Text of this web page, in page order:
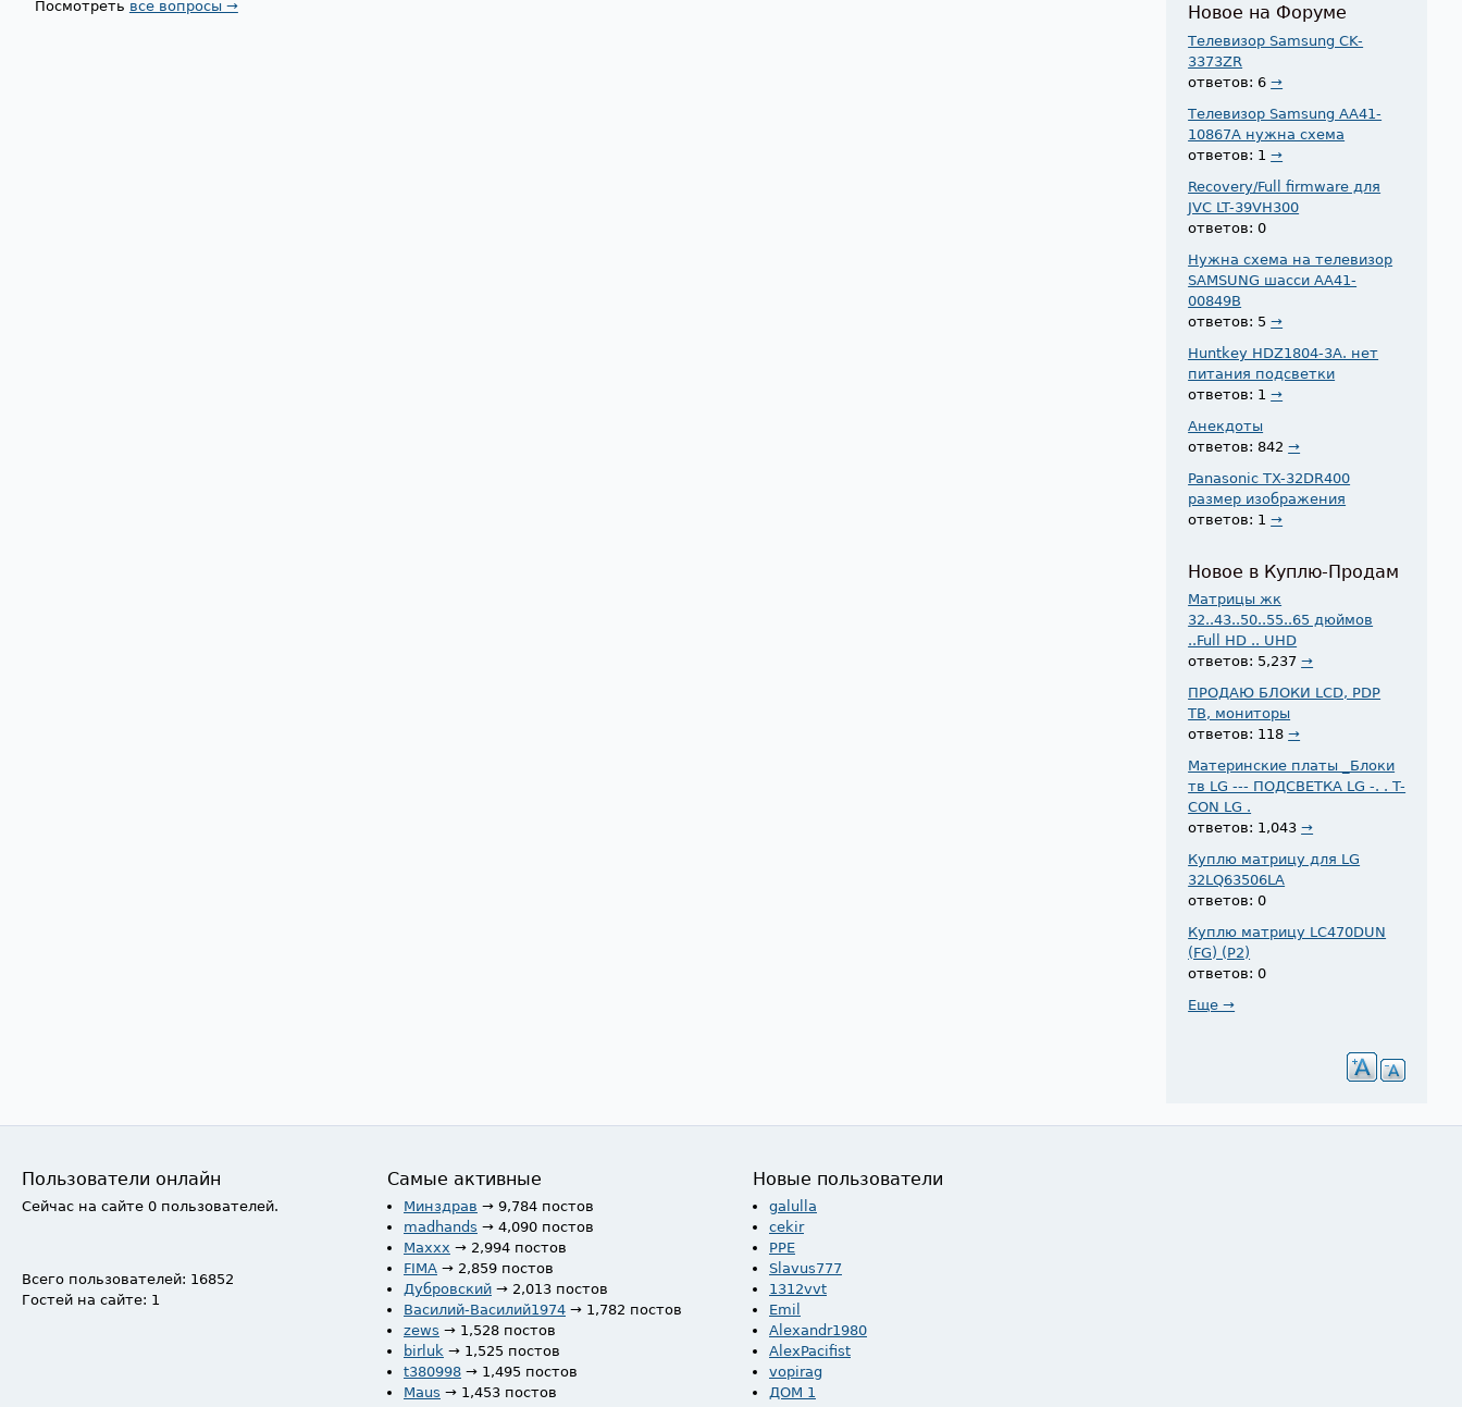
Посмотреть все вопросы → Новое на Форуме
Телевизор Samsung CK-
3373ZR
ответов: 6→
Телевизор Samsung AA41-
10867A нужна схема
ответов: 1→
Recovery/Full firmware для
JVC LT-39VH300
ответов: 0
Нужна схема на телевизор
SAMSUNG шасси AA41-
00849B
ответов: 5→
Huntkey HDZ1804-3A. нет
питания подсветки
ответов: 1→
Анекдоты
ответов: 842→
Panasonic TX-32DR400
размер изображения
ответов: 1→
Новое в Куплю-Продам
Матрицы жк
32..43..50..55..65 дюймов
..Full HD .. UHD
ответов: 5,237→
ПРОДАЮ БЛОКИ LCD, PDP
ТВ, мониторы
ответов: 118→
Материнские платы _Блоки
тв LG --- ПОДСВЕТКА LG -. . T-
CON LG .
ответов: 1,043→
Куплю матрицу для LG
32LQ63506LA
ответов: 0
Куплю матрицу LC470DUN
(FG) (P2)
ответов: 0
Еще →
Пользователи онлайн
Сейчас на сайте 0 пользователей.
Всего пользователей: 16852
Гостей на сайте: 1
Самые активные
Минздрав → 9,784 постов
madhands → 4,090 постов
Maxxx → 2,994 постов
FIMA → 2,859 постов
Дубровский → 2,013 постов
Василий-Василий1974 → 1,782 постов
zews → 1,528 постов
birluk → 1,525 постов
t380998 → 1,495 постов
Maus → 1,453 постов
Новые пользователи
galulla
cekir
PPE
Slavus777
1312vvt
Emil
Alexandr1980
AlexPacifist
vopirag
ДОМ 1